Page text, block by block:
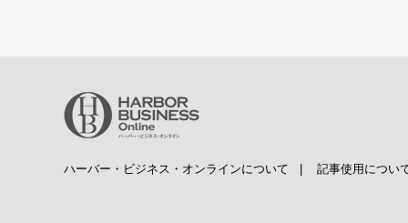
ハーバー・ビジネス・オンラインについて | 記事使用につい